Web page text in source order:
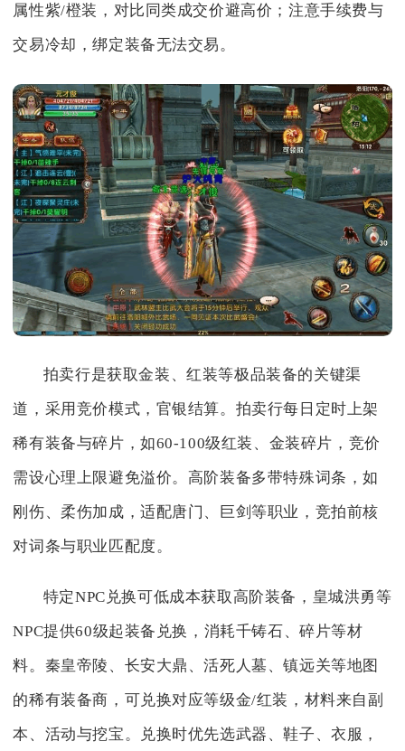
属性紫/橙装，对比同类成交价避高价；注意手续费与
交易冷却，绑定装备无法交易。
拍卖行是获取金装、红装等极品装备的关键渠
道，采用竞价模式，官银结算。拍卖行每日定时上架
稀有装备与碎片，如60-100级红装、金装碎片，竞价
需设心理上限避免溢价。高阶装备多带特殊词条，如
刚伤、柔伤加成，适配唐门、巨剑等职业，竞拍前核
对词条与职业匹配度。
特定NPC兑换可低成本获取高阶装备，皇城洪勇等
NPC提供60级起装备兑换，消耗千铸石、碎片等材
料。秦皇帝陵、长安大鼎、活死人墓、镇远关等地图
的稀有装备商，可兑换对应等级金/红装，材料来自副
本、活动与挖宝。兑换时优先选武器、鞋子、衣服，